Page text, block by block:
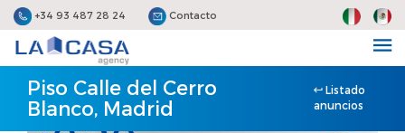
+34 93 487 28 24 Contacto
Piso Calle del Cerro
Blanco, Madrid
Listado
anuncios